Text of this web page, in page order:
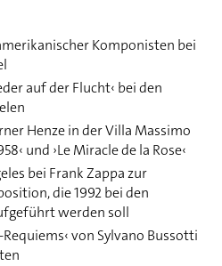
Komponisten bei
auf der Flucht‹ bei den
Henze in der Villa Massimo
und ›Le Miracle de la Rose‹
bei Frank Zappa zur
die 1992 bei den
werden soll
von Sylvano Bussotti